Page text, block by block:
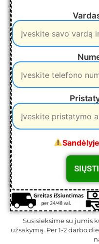
Susisieksime su jumis
užsakymą. Per 1-2 darbo